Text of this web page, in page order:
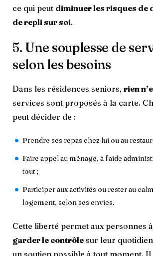
ce qui peut diminuer les risques de
de repli sur soi.
5. Une souplesse de
selon les besoins
Dans les résidences seniors, rien
services sont proposés à la carte.
peut décider de :
Prendre ses repas chez lui ou au
Faire appel au ménage, à l’aide
tout ;
Participer aux activités ou rester au
logement, selon ses envies.
Cette liberté permet aux personnes
garder le contrôle sur leur